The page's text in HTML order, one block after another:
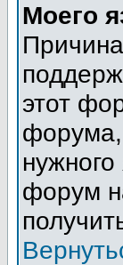
Моего
этот
форума,
форум